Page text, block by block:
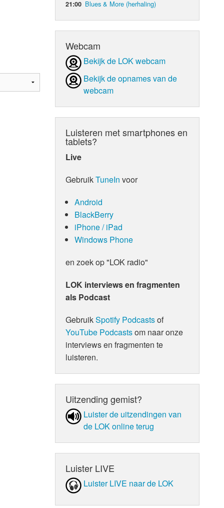
21:00 Blues & More (herhaling)
Webcam
Bekijk de LOK webcam
Bekijk de opnames van de
webcam
Luisteren met smartphones en
tablets?
Live
GebruikTuneIn voor
Android
BlackBerry
iPhone / iPad
Windows Phone
en zoek op "LOK radio"
LOK interviews en fragmenten
als Podcast
GebruikSpotify Podcastsof
YouTube Podcastsom naar onze
interviews en fragmenten te
luisteren.
Uitzending gemist?
Luister de uit­zen­din­gen van
de LOK online terug
Luister LIVE
Luister LIVE naar de LOK